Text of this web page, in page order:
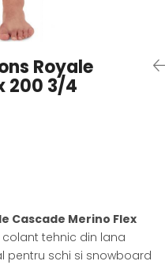
Royale
200 3/4
Cascade Merino Flex
colant tehnic din lana
pentru schi si snowboard